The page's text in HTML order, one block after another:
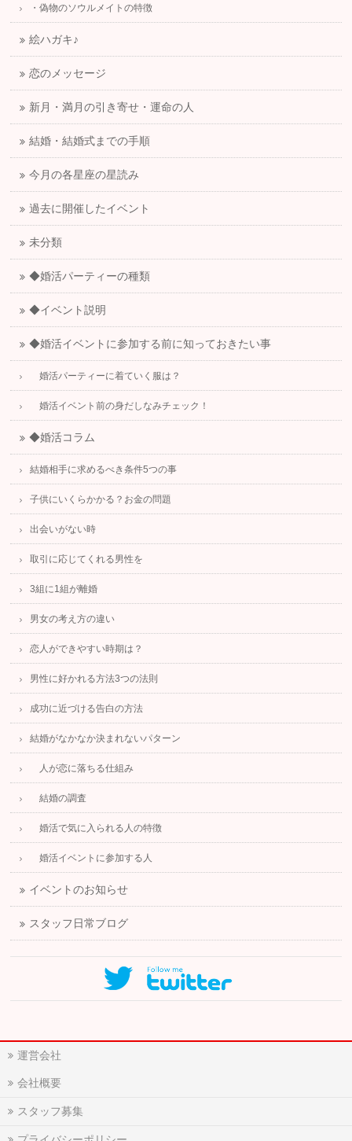
・偽物のソウルメイトの特徴
絵ハガキ♪
恋のメッセージ
新月・満月の引き寄せ・運命の人
結婚・結婚式までの手順
今月の各星座の星読み
過去に開催したイベント
未分類
◆婚活パーティーの種類
◆イベント説明
◆婚活イベントに参加する前に知っておきたい事
婚活パーティーに着ていく服は？
婚活イベント前の身だしなみチェック！
◆婚活コラム
結婚相手に求めるべき条件5つの事
子供にいくらかかる？お金の問題
出会いがない時
取引に応じてくれる男性を
3組に1組が離婚
男女の考え方の違い
恋人ができやすい時期は？
男性に好かれる方法3つの法則
成功に近づける告白の方法
結婚がなかなか決まれないパターン
人が恋に落ちる仕組み
結婚の調査
婚活で気に入られる人の特徴
婚活イベントに参加する人
イベントのお知らせ
スタッフ日常ブログ
運営会社
会社概要
スタッフ募集